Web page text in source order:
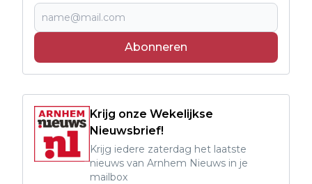
Abonneren
Krijg onze Wekelijkse
Nieuwsbrief!
Krijg iedere zaterdag het laatste
nieuws van Arnhem Nieuws in je
mailbox